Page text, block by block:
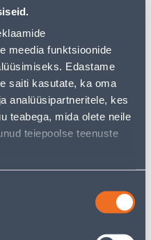
meedia funktsioonide
Edastame
saiti kasutate, ka oma
analüüsipartneritele, kes
teabega, mida olete neile
teiepoolse teenuste
aluseta!
90.17 €